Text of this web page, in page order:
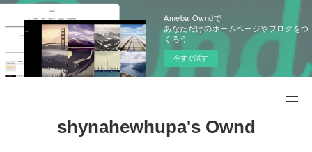
Ameba Owndで
あなただけのホームページやブログをつ
くろう
今すぐ試す
shynahewhupa's Ownd